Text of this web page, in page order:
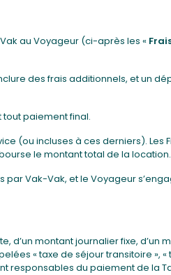
au Voyageur (ci-après les «
des frais additionnels, et un
tout paiement final.
(ou incluses à ces derniers). Les
le montant total de la location.
Vak-Vak, et le Voyageur
d’un montant journalier fixe, d’un
« taxe de séjour transitoire », «
responsables du paiement de la